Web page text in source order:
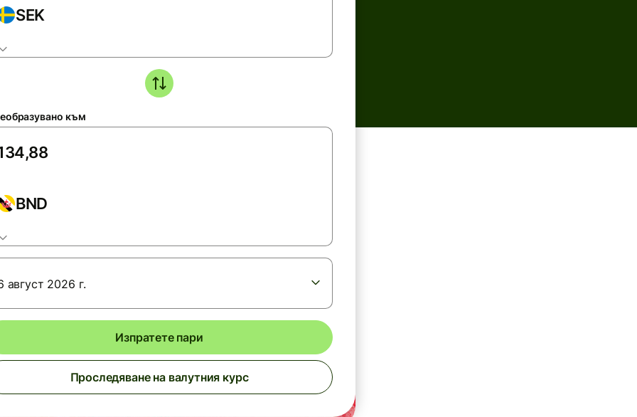
SEK
към
BND
август 2026 г.
Изпратете пари
Проследяване на валутния курс